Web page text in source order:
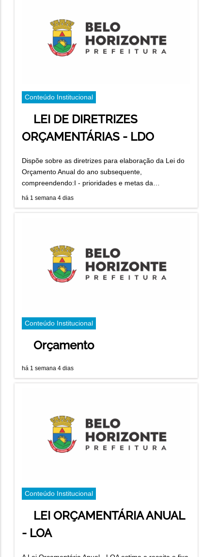
Conteúdo Institucional
LEI DE DIRETRIZES
ORÇAMENTÁRIAS - LDO
Dispõe sobre as diretrizes para elaboração da Lei do
Orçamento Anual do ano subsequente,
compreendendo:I - prioridades e metas da…
há 1 semana 4 dias
Conteúdo Institucional
Orçamento
há 1 semana 4 dias
Conteúdo Institucional
LEI ORÇAMENTÁRIA ANUAL
- LOA